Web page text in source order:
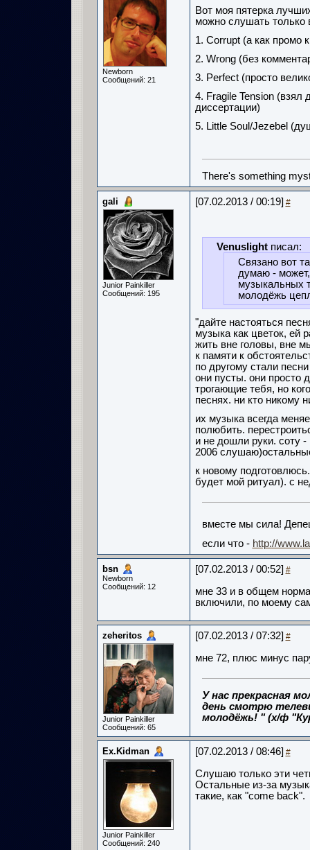
Newborn
Сообщений: 21
Вот моя пятерка
можно слушать только
1. Corrupt (а как промо
2. Wrong (без
3. Perfect (просто
4. Fragile Tension (взял
диссертации)
5. Little Soul/Jezebel
There's something
gali
Junior Painkiller
Сообщений: 195
[07.02.2013 / 00:19] #
Venuslightписал:
Связано вот
думаю -
музыкальных
молодёжь
"дайте настояться
музыка как цветок, ей
жить вне головы, вне
к памяти к
по другому стали
они пусты. они просто
трогающие тебя, но
песнях. ни кто никому
их музыка всегда
полюбить.
и не дошли руки. соту
2006
к новому
будет мой ритуал). с
вместе мы сила!
если что - http://
bsn
Newborn
Сообщений: 12
[07.02.2013 / 00:52] #
мне 33 и в общем
включили, по моему
zeheritos
Junior Painkiller
Сообщений: 65
[07.02.2013 / 07:32] #
мне 72, плюс минус
У нас прекрасная
день смотрю
молодёжь! " (х/ф
Ex.Kidman
Junior Painkiller
Сообщений: 240
[07.02.2013 / 08:46] #
Слушаю только эти
Остальные из-за
такие, как "come back".